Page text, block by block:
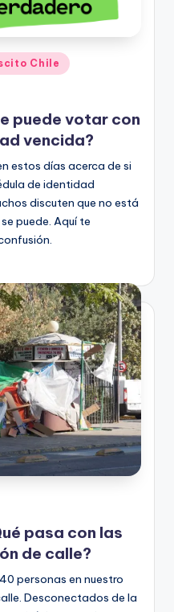
Chile
puede votar con
vencida?
estos días acerca de si
de identidad
discuten que no está
puede. Aquí te
pasa con las
de calle?
personas en nuestro
Desconectados de la